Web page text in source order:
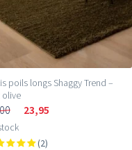
poils longs Shaggy Trend –
olive
23,95
(2)